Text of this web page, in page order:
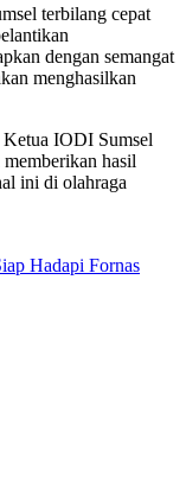
terbilang cepat
dengan semangat
menghasilkan
Ketua IODI Sumsel
hasil
ini di olahraga
Hadapi Fornas